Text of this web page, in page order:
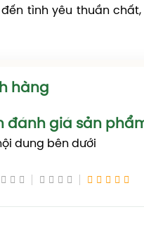
tình yêu thuần
hàng
đánh giá sản
dung bên dưới